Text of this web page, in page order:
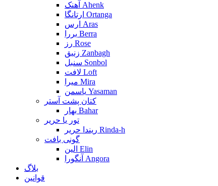
آهنک Ahenk
ارتانگا Ortanga
ارس Aras
بررا Berra
رز Rose
زنبق Zanbagh
سنبل Sonbol
لافت Loft
میرا Mira
یاسمن Yasaman
کتان پشت آستر
بهار Bahar
تور یا حریر
ریندا حریر Rinda-h
گونی بافت
الین Elin
آنگورا Angora
بلاگ
قوانین